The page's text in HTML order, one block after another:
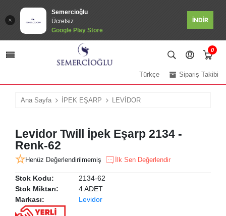
Semercioğlu
Ücretsiz
Google Play Store
İNDİR
0
Sipariş Takibi
Türkçe
Ana Sayfa İPEK EŞARP LEVİDOR
Levidor Twill İpek Eşarp 2134 -
Renk-62
Henüz Değerlendirilmemiş İlk Sen Değerlendir
Stok Kodu:
2134-62
Stok Miktarı:
4 ADET
Markası:
Levidor